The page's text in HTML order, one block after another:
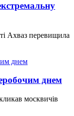
Ахваз перевищила
днем
москвичів